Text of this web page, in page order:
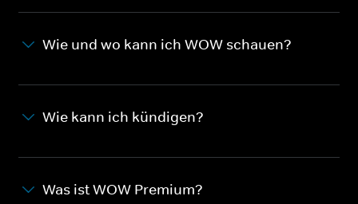
Wie und wo kann ich WOW schauen?
Wie kann ich kündigen?
Was ist WOW Premium?